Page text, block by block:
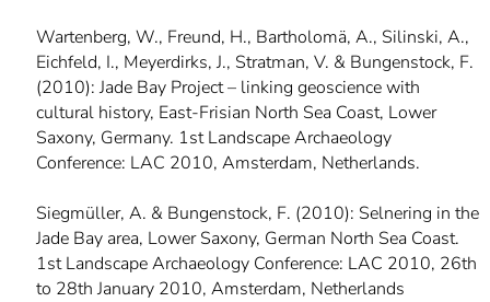
Wartenberg, W., Freund, H., Bartholomä, A., Silinski, A.,
Eichfeld, I., Meyerdirks, J., Stratman, V. & Bungenstock, F.
(2010): Jade Bay Project – linking geoscience with
cultural history, East-Frisian North Sea Coast, Lower
Saxony, Germany. 1st Landscape Archaeology
Conference: LAC 2010, Amsterdam, Netherlands.
Siegmüller, A. & Bungenstock, F. (2010): Selnering in the
Jade Bay area, Lower Saxony, German North Sea Coast.
1st Landscape Archaeology Conference: LAC 2010, 26th
to 28th January 2010, Amsterdam, Netherlands